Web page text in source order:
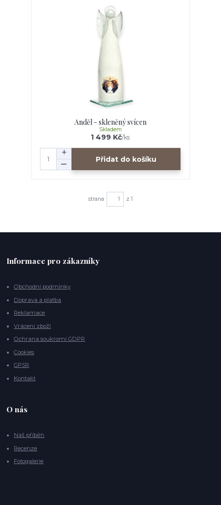
Anděl - skleněný svícen
1 499 Kč/ks
Skladem
Přidat do košíku
strana z 1
Informace pro zákazníky
Obchodní podmínky
Doprava a platba
Reklamace
Vrácení zboží
Ochrana soukromí GDPR
Cookies
GPSR
Kontakt
O nás
Náš příběh
Recenze
Fotogalerie